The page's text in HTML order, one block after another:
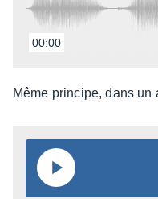
00:00
Même prin­cipe, dans un